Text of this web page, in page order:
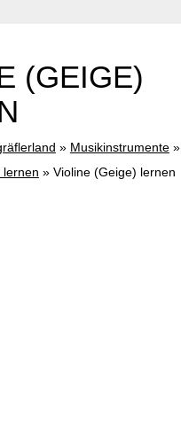
(GEIGE)
» Musikinstrumente»
lernen » Violine (Geige) lernen